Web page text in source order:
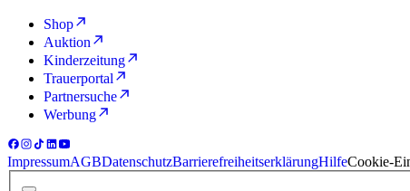
Shop
Auktion
Kinderzeitung
Trauerportal
Partnersuche
Werbung
ImpressumAGBDatenschutzBarrierefreiheitserklärungHilfeCookie-